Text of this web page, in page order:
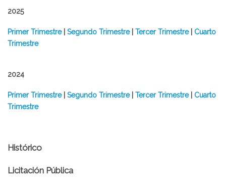
2025
Primer Trimestre| Segundo Trimestre| Tercer Trimestre| Cuarto
Trimestre
2024
Primer Trimestre| Segundo Trimestre| Tercer Trimestre| Cuarto
Trimestre
Histórico
Licitación Pública